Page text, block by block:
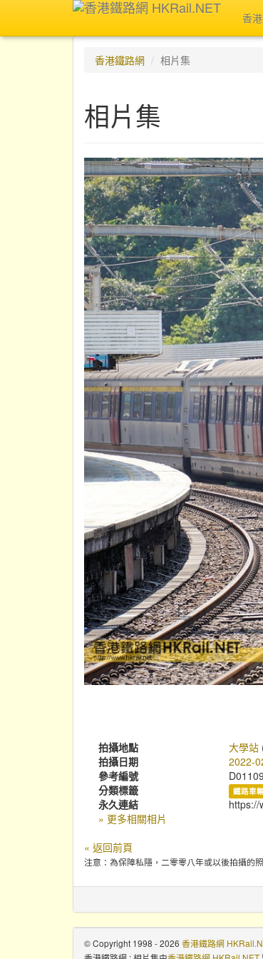
香
香港鐵路網 相片集
相片集
拍攝地點 大學站
拍攝日期
2022-
參考編號
分類標籤
鐵路車
永久連結
https://
» 更多相關相片
« 返回前頁
注意：為保障私隱，二零零八年或以後拍攝的
© Copyright 1998 - 2026 香港鐵路網